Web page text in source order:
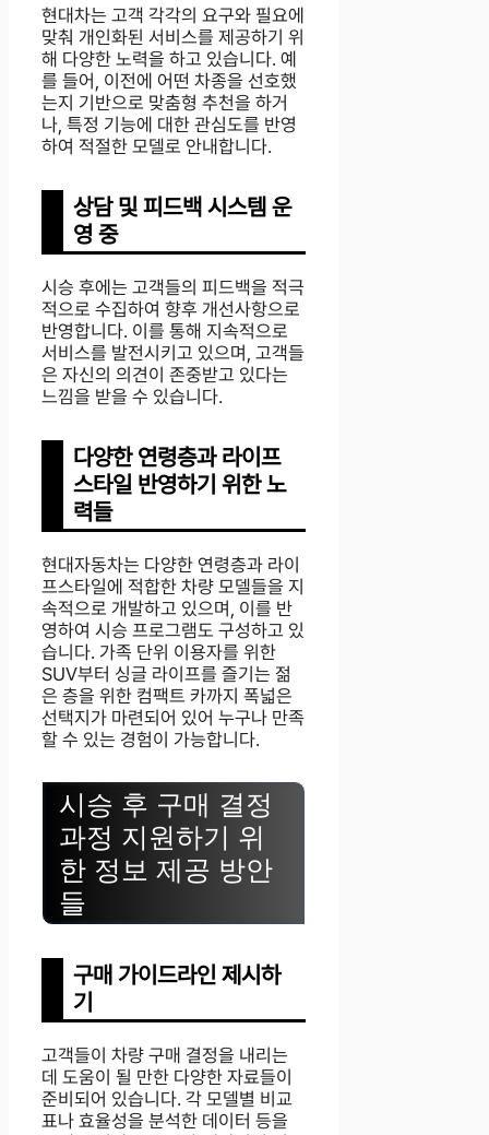
현대차는 고객 각각의 요구와 필요에
맞춰 개인화된 서비스를 제공하기 위
해 다양한 노력을 하고 있습니다. 예
를 들어, 이전에 어떤 차종을 선호했
는지 기반으로 맞춤형 추천을 하거
나, 특정 기능에 대한 관심도를 반영
하여 적절한 모델로 안내합니다.
상담 및 피드백 시스템 운
영 중
시승 후에는 고객들의 피드백을 적극
적으로 수집하여 향후 개선사항으로
반영합니다. 이를 통해 지속적으로
서비스를 발전시키고 있으며, 고객들
은 자신의 의견이 존중받고 있다는
느낌을 받을 수 있습니다.
다양한 연령층과 라이프
스타일 반영하기 위한 노
력들
현대자동차는 다양한 연령층과 라이
프스타일에 적합한 차량 모델들을 지
속적으로 개발하고 있으며, 이를 반
영하여 시승 프로그램도 구성하고 있
습니다. 가족 단위 이용자를 위한
SUV부터 싱글 라이프를 즐기는 젊
은 층을 위한 컴팩트 카까지 폭넓은
선택지가 마련되어 있어 누구나 만족
할 수 있는 경험이 가능합니다.
시승 후 구매 결정
과정 지원하기 위
한 정보 제공 방안
들
구매 가이드라인 제시하
기
고객들이 차량 구매 결정을 내리는
데 도움이 될 만한 다양한 자료들이
준비되어 있습니다. 각 모델별 비교
표나 효율성을 분석한 데이터 등을